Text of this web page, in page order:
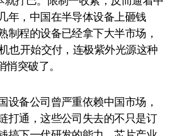
年，中国在半导体设备上砸钱
制程的设备已经拿下大半市场，
也开始交付，连极紫外光源这种
悄突破了。
设备公司曾严重依赖中国市场，
打通，这些公司失去的不只是订